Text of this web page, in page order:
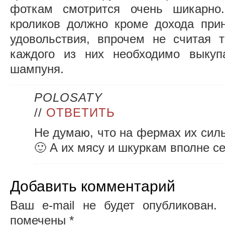
фоткам смотрится очень
кроликов должно кроме дохода
удовольствия, впрочем не считая
каждого из них необходимо
шампуня.
POLOSATY
// ОТВЕТИТЬ
Не думаю, что на фермах их
🙂 А их мясу и шкуркам вполне
Добавить комментарий
Ваш e-mail не будет опубликован.
помечены *